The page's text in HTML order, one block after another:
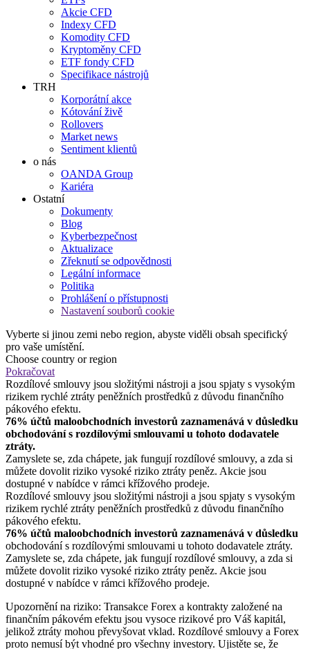
Akcie CFD
Indexy CFD
Komodity CFD
Kryptoměny CFD
ETF fondy CFD
Specifikace nástrojů
TRH
Korporátní akce
Kótování živě
Rollovers
Market news
Sentiment klientů
o nás
OANDA Group
Kariéra
Ostatní
Dokumenty
Blog
Kyberbezpečnost
Aktualizace
Zřeknutí se odpovědnosti
Legální informace
Politika
Prohlášení o přístupnosti
Nastavení souborů cookie
Vyberte si jinou zemi nebo region, abyste viděli obsah specifický
pro vaše umístění.
Choose country or region
Pokračovat
Rozdílové smlouvy jsou složitými nástroji a jsou spjaty s vysokým
rizikem rychlé ztráty peněžních prostředků z důvodu finančního
pákového efektu.
76% účtů maloobchodních investorů zaznamenává v důsledku
obchodování s rozdílovými smlouvami u tohoto dodavatele
ztráty.
Zamyslete se, zda chápete, jak fungují rozdílové smlouvy, a zda si
můžete dovolit riziko vysoké riziko ztráty peněz. Akcie jsou
dostupné v nabídce v rámci křížového prodeje.
Rozdílové smlouvy jsou složitými nástroji a jsou spjaty s vysokým
rizikem rychlé ztráty peněžních prostředků z důvodu finančního
pákového efektu.
76% účtů maloobchodních investorů zaznamenává v důsledku
obchodování s rozdílovými smlouvami u tohoto dodavatele ztráty.
Zamyslete se, zda chápete, jak fungují rozdílové smlouvy, a zda si
můžete dovolit riziko vysoké riziko ztráty peněz. Akcie jsou
dostupné v nabídce v rámci křížového prodeje.
Upozornění na riziko: Transakce Forex a kontrakty založené na
finančním pákovém efektu jsou vysoce rizikové pro Váš kapitál,
jelikož ztráty mohou převyšovat vklad. Rozdílové smlouvy a Forex
proto nemusí být vhodné pro všechny investory. Ujistěte se, že